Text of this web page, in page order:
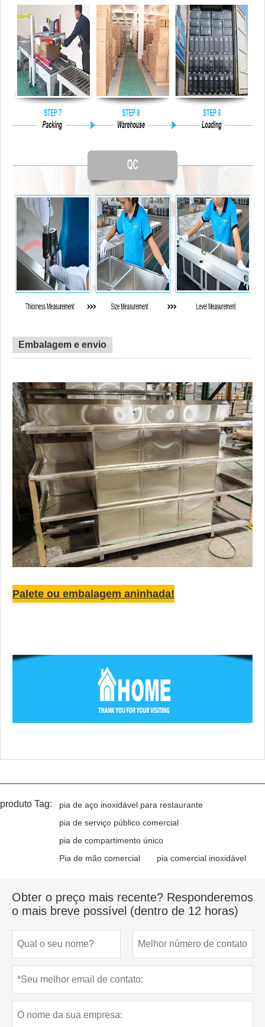
Embalagem e envio
Palete ou embalagem aninhada!
produto Tag:
pia de aço inoxidável para restaurante
pia de serviço público comercial
pia de compartimento único
Pia de mão comercial
pia comercial inoxidável
Obter o preço mais recente? Responderemos
o mais breve possível (dentro de 12 horas)